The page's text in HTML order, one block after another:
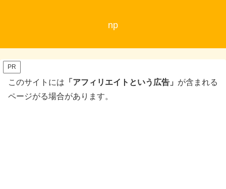
np
PR
このサイトには 「アフィリエイトという広告」 が含まれる
ページがる場合があります。